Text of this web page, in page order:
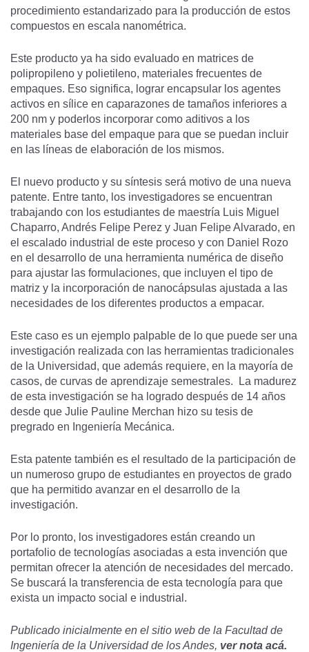
procedimiento estandarizado para la producción de estos
compuestos en escala nanométrica.
Este producto ya ha sido evaluado en matrices de
polipropileno y polietileno, materiales frecuentes de
empaques. Eso significa, lograr encapsular los agentes
activos en sílice en caparazones de tamaños inferiores a
200 nm y poderlos incorporar como aditivos a los
materiales base del empaque para que se puedan incluir
en las líneas de elaboración de los mismos.
El nuevo producto y su síntesis será motivo de una nueva
patente. Entre tanto, los investigadores se encuentran
trabajando con los estudiantes de maestría Luis Miguel
Chaparro, Andrés Felipe Perez y Juan Felipe Alvarado, en
el escalado industrial de este proceso y con Daniel Rozo
en el desarrollo de una herramienta numérica de diseño
para ajustar las formulaciones, que incluyen el tipo de
matriz y la incorporación de nanocápsulas ajustada a las
necesidades de los diferentes productos a empacar.
Este caso es un ejemplo palpable de lo que puede ser una
investigación realizada con las herramientas tradicionales
de la Universidad, que además requiere, en la mayoría de
casos, de curvas de aprendizaje semestrales. La madurez
de esta investigación se ha logrado después de 14 años
desde que Julie Pauline Merchan hizo su tesis de
pregrado en Ingeniería Mecánica.
Esta patente también es el resultado de la participación de
un numeroso grupo de estudiantes en proyectos de grado
que ha permitido avanzar en el desarrollo de la
investigación.
Por lo pronto, los investigadores están creando un
portafolio de tecnologías asociadas a esta invención que
permitan ofrecer la atención de necesidades del mercado.
Se buscará la transferencia de esta tecnología para que
exista un impacto social e industrial.
Publicado inicialmente en el sitio web de la Facultad de
Ingeniería de la Universidad de los Andes, ver nota acá.